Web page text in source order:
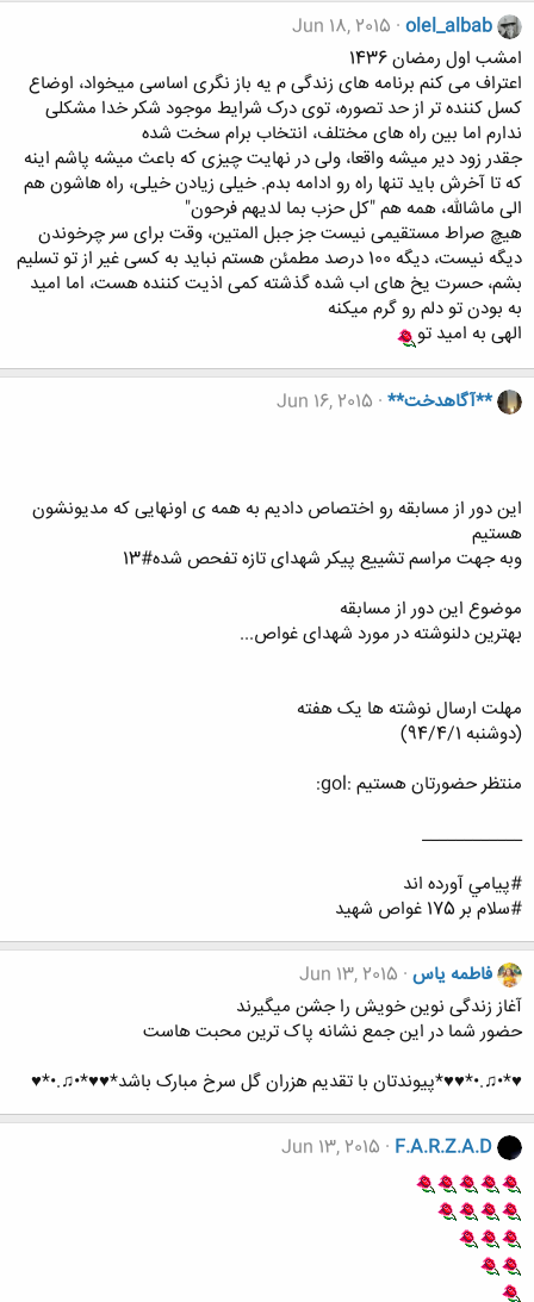
olel_albab
Jun 18, 2015
امشب اول رمضان 1436
اعتراف می کنم برنامه های زندگی م یه باز نگری اساسی میخواد، اوضاع
کسل کننده تر از حد تصوره، توی درک شرایط موجود شکر خدا مشکلی
ندارم اما بین راه های مختلف، انتخاب برام سخت شده
جقدر زود دیر میشه واقعا، ولی در نهایت چیزی که باعث میشه پاشم اینه
که تا آخرش باید تنها راه رو ادامه بدم. خیلی زیادن خیلی، راه هاشون هم
الی ماشالله، همه هم "کل حزب بما لدیهم فرحون"
هیچ صراط مستقیمی نیست جز جبل المتین، وقت برای سر چرخوندن
دیگه نیست، دیگه 100 درصد مطمئن هستم نباید به کسی غیر از تو تسلیم
بشم، حسرت یخ های اب شده گذشته کمی اذیت کننده هست، اما امید
به بودن تو دلم رو گرم میکنه
الهی به امید تو
**آگاهدخت** Jun 16, 2015
این دور از مسابقه رو اختصاص دادیم به همه ی اونهایی که مدیونشون
هستیم
وبه جهت مراسم تشییع پیکر شهدای تازه تفحص شده#13
موضوع این دور از مسابقه
بهترین دلنوشته در مورد شهدای غواص...
مهلت ارسال نوشته ها یک هفته
(دوشنبه 94/4/1)
منتظر حضورتان هستیم :gol:
____________
#پيامي آورده اند
#سلام بر 175 غواص شهيد
فاطمه یاس Jun 13, 2015
آغاز زندگی نوین خویش را جشن میگیرند
حضور شما در این جمع نشانه پاک ترین محبت هاست
♥*•♫.•*♥♥*پیوندتان با تقدیم هزران گل سرخ مبارک باشد*♥♥*•♫.•*♥
F.A.R.Z.A.D
Jun 13, 2015